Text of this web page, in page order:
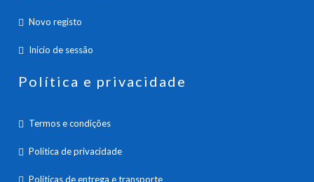
Novo registo
Inicio de sessão
Política e privacidade
Termos e condições
Política de privacidade
Políticas de entrega e transporte